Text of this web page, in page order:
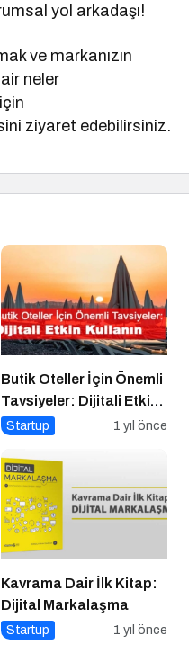
yol arkadaşı!
ve markanızın
neler
ziyaret edebilirsiniz.
Butik Oteller İçin Önemli
Tavsiyeler: Dijitali Etkin
Kullanın
Startup 1 yıl önce
Kavrama Dair İlk Kitap:
Dijital Markalaşma
Startup 1 yıl önce